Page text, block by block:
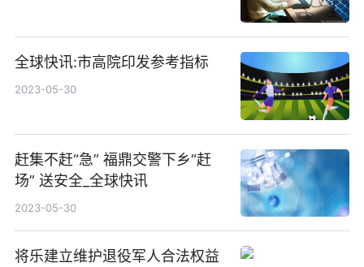
全球快讯:市高院印发参考指标
2023-05-30
赶集不赶“急” 福鼎交警下乡“赶
场” 送安全_全球快讯
2023-05-30
将乐建立维护退役军人合法权益